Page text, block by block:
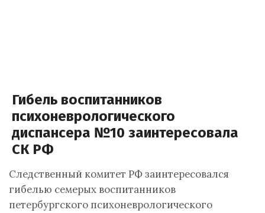
Гибель воспитанников
психоневрологического
диспансера №10 заинтересовала
СК РФ
Следственный комитет РФ заинтересовался
гибелью семерых воспитанников
петербургского психоневрологического